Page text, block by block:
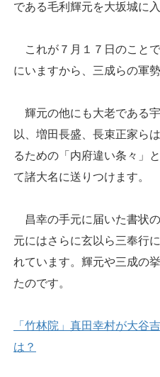
である毛利輝元を大坂城に
これが７月１７日のこと
にいますから、三成らの軍
輝元の他にも大老である
以、増田長盛、長束正家ら
るための「内府違い条々」
て諸大名に送りつけます。
昌幸の手元に届いた書状
元にはさらに玄以ら三奉行
れています。輝元や三成の
たのです。
「竹林院」真田幸村が大谷
は？